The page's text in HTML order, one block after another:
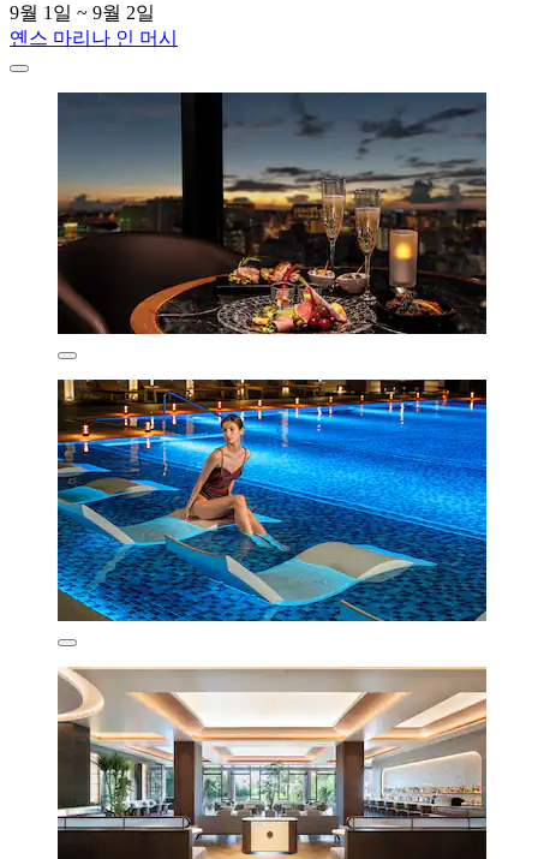
9월 1일 ~ 9월 2일
옌스 마리나 인 머시